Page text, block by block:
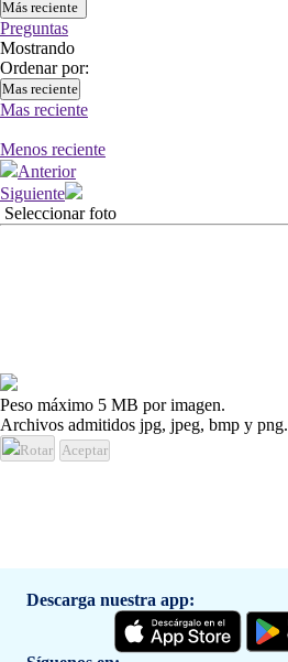
Más reciente
Preguntas
Mostrando
Ordenar por:
Mas reciente
Mas reciente
Menos reciente
Anterior
Siguiente
Seleccionar foto
Peso máximo 5 MB por imagen.
Archivos admitidos jpg, jpeg, bmp y png.
Rotar Aceptar
Descarga nuestra app: